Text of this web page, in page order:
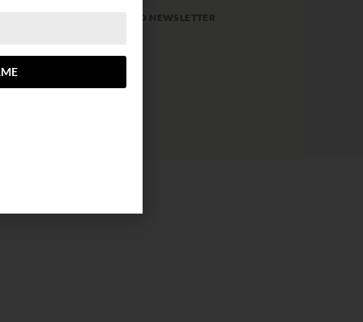
SUSCRÍBETE A NUESTRO NEWSLETTER